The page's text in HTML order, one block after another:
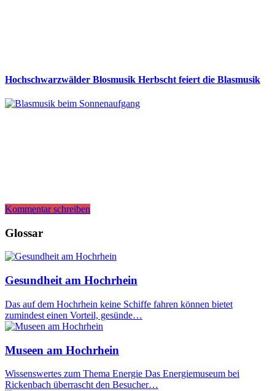
Hochschwarzwälder Blosmusik Herbscht feiert die Blasmusik
Kommentar schreiben
Glossar
Gesundheit am Hochrhein
Das auf dem Hochrhein keine Schiffe fahren können bietet
zumindest einen Vorteil, gesünde…
Museen am Hochrhein
Wissenswertes zum Thema Energie Das Energiemuseum bei
Rickenbach überrascht den Besucher…